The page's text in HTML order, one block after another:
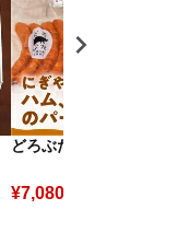
どろぶた詰め合わせC
¥7,080